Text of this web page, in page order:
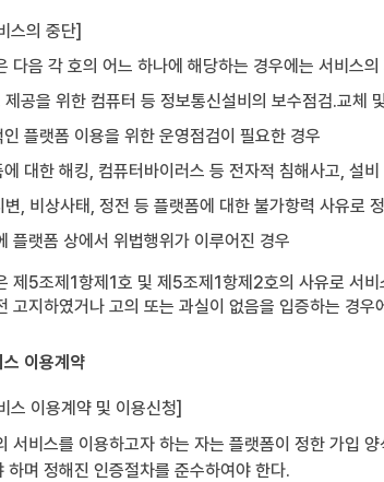
스의 중단]
다음 각 호의 어느 하나에 해당하는 경우에는 서비스
제공을 위한 컴퓨터 등 정보통신설비의 보수점검․교체
플랫폼 이용을 위한 운영점검이 필요한 경우
대한 해킹, 컴퓨터바이러스 등 전자적 침해사고, 설
, 비상사태, 정전 등 플랫폼에 대한 불가항력 사유로
플랫폼 상에서 위법행위가 이루어진 경우
제5조제1항제1호 및 제5조제1항제2호의 사유로 서
고지하였거나 고의 또는 과실이 없음을 입증하는 경우
이용계약
스 이용계약 및 이용신청]
서비스를 이용하고자 하는 자는 플랫폼이 정한 가입
하며 정해진 인증절차를 준수하여야 한다.